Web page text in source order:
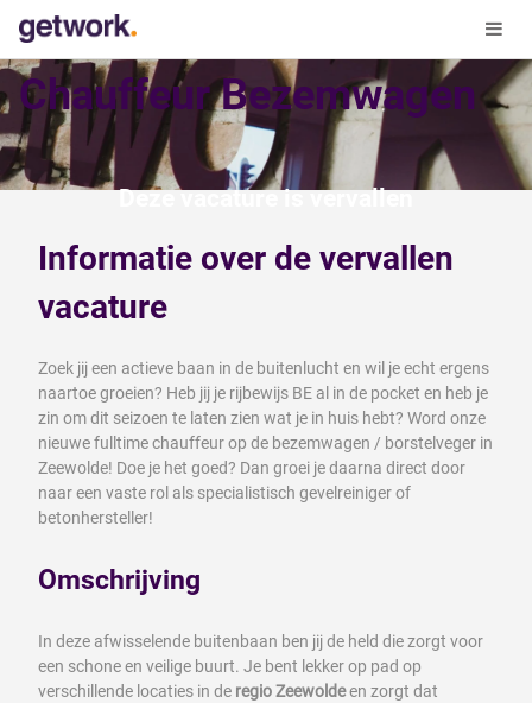
Chauffeur Bezemwagen
Deze vacature is vervallen
Informatie over de vervallen
vacature
Zoek jij een actieve baan in de buitenlucht en wil je echt ergens
naartoe groeien? Heb jij je rijbewijs BE al in de pocket en heb je
zin om dit seizoen te laten zien wat je in huis hebt? Word onze
nieuwe fulltime chauffeur op de bezemwagen / borstelveger in
Zeewolde! Doe je het goed? Dan groei je daarna direct door
naar een vaste rol als specialistisch gevelreiniger of
betonhersteller!
Omschrijving
In deze afwisselende buitenbaan ben jij de held die zorgt voor
een schone en veilige buurt. Je bent lekker op pad op
verschillende locaties in de regio Zeewoldeen zorgt dat